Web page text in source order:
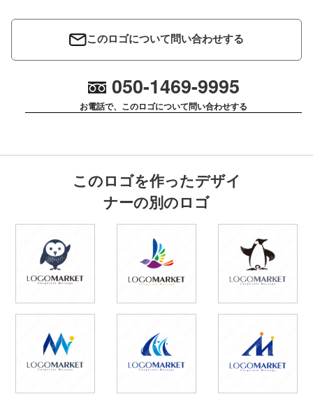
このロゴについて問い合わせする
050-1469-9995
お電話で、このロゴについて問い合わせする
このロゴを作ったデザイ
ナーの別のロゴ